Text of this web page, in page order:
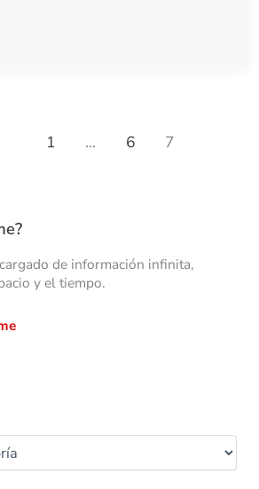
1 … 6 7
de información infinita,
y el tiempo.